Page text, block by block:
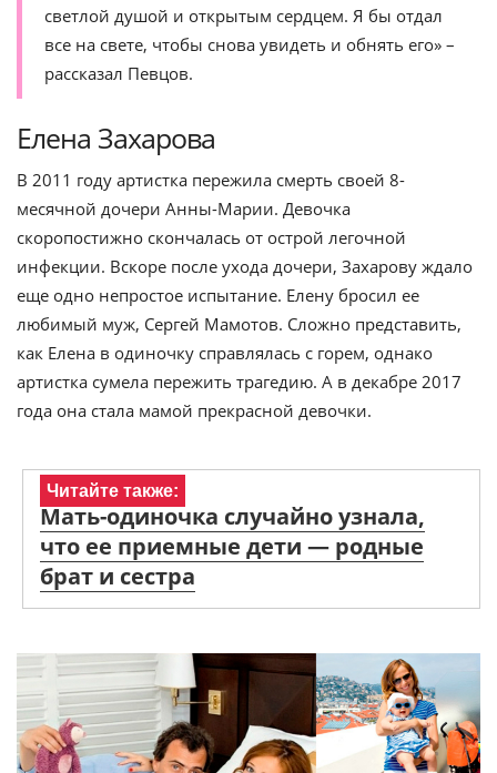
светлой душой и открытым сердцем. Я бы отдал
все на свете, чтобы снова увидеть и обнять его» –
рассказал Певцов.
Елена Захарова
В 2011 году артистка пережила смерть своей 8-
месячной дочери Анны-Марии. Девочка
скоропостижно скончалась от острой легочной
инфекции. Вскоре после ухода дочери, Захарову ждало
еще одно непростое испытание. Елену бросил ее
любимый муж, Сергей Мамотов. Сложно представить,
как Елена в одиночку справлялась с горем, однако
артистка сумела пережить трагедию. А в декабре 2017
года она стала мамой прекрасной девочки.
Читайте также:
Мать-одиночка случайно узнала,
что ее приемные дети — родные
брат и сестра